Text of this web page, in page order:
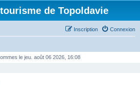
de Topoldavie
Connexion
Inscription
le jeu. août 06 2026, 16:08